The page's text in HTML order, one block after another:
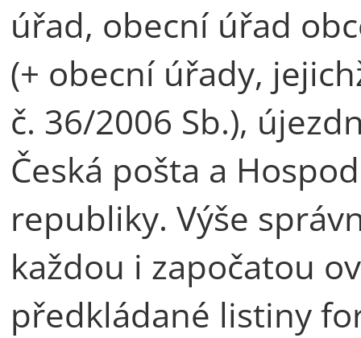
úřad, obecní úřad
(+ obecní úřady,
č. 36/2006 Sb.),
Česká pošta a
republiky. Výše
každou i započatou
předkládané listiny